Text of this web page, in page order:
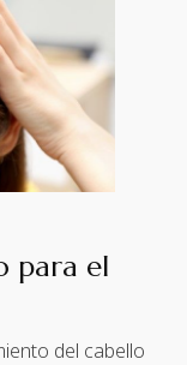
para el
del cabello